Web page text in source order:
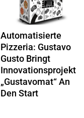
Automatisierte
Pizzeria: Gustavo
Gusto Bringt
Innovationsprojekt
„Gustavomat“ An
Den Start